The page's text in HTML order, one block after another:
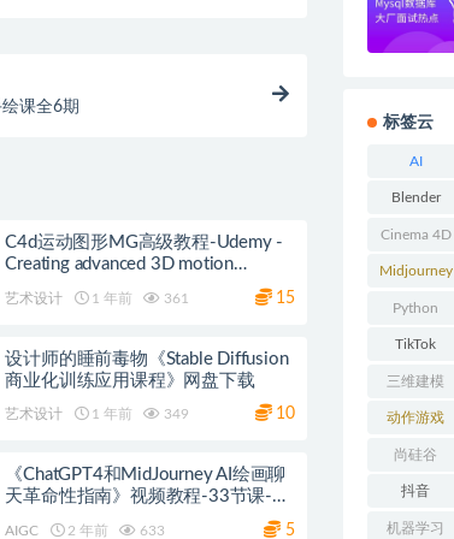
课全6期
C4d运动图形MG高级教程-Udemy -
Creating advanced 3D motion
graphics The Gift Project 夸克网盘
艺术设计 1 年前 361 15
设计师的睡前毒物《Stable Diffusion
商业化训练应用课程》网盘下载
艺术设计 1 年前 349 10
《ChatGPT4和MidJourney AI绘画聊
天革命性指南》视频教程-33节课-中
AIGC 2 年前 633 5
标签云
AI
Blender
Cinema 4D
Midjourney
Python
TikTok
三维建模
动作游戏
ACT
尚硅谷
抖音
机器学习